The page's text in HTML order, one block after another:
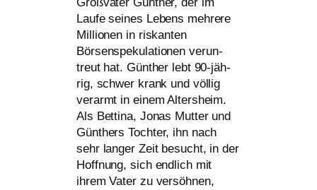
Laufe sei­nes Lebens meh­re­re
Millionen in ris­kan­ten
Börsenspekulationen ver­un­
treut hat. Günther lebt 90-jäh­
rig, schwer krank und völ­lig
ver­armt in einem Altersheim.
Als Bettina, Jonas Mutter und
Günthers Tochter, ihn nach
sehr lan­ger Zeit besucht, in der
Hoffnung, sich end­lich mit
ihrem Vater zu ver­söh­nen,